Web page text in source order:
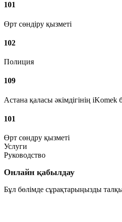
101
Өрт сөндіру қызметі
102
Полиция
109
Астана қаласы әкімдігінің
101
Өрт сөндру қызметі
Услуги
Руководство
Онлайн қабылдау
Бұл бөлімде сұрақтарыңызды